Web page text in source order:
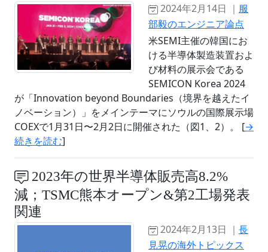
2024年2月14日 ｜ 服
部毅のエンジニア論点
米SEMI主催の韓国にお
ける半導体製造装置およ
び材料の展示会である
SEMICON Korea 2024
が「Innovation beyond Boundaries（境界を越えたイ
ノベーション）」をメインテーマにソウルの国際展示場
COEXで1月31日〜2月2日に開催された（図1、2）。 [→
続きを読む]
2023年の世界半導体販売高8.2%
減；TSMC熊本オープン&第2工場発表
関連
2024年2月13日 ｜ 長
見晃の海外トピックス